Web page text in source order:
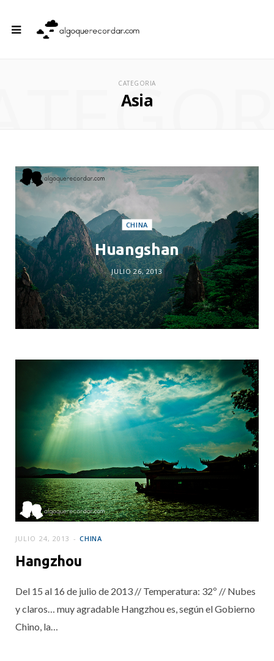
CATEGORIA
Asia
CHINA
Huangshan
JULIO 26, 2013
CHINA
JULIO 24, 2013
Hangzhou
Del 15 al 16 de julio de 2013 // Temperatura: 32º // Nubes
y claros… muy agradable Hangzhou es, según el Gobierno
Chino, la…